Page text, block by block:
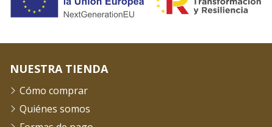
NUESTRA TIENDA
Cómo comprar
Quiénes somos